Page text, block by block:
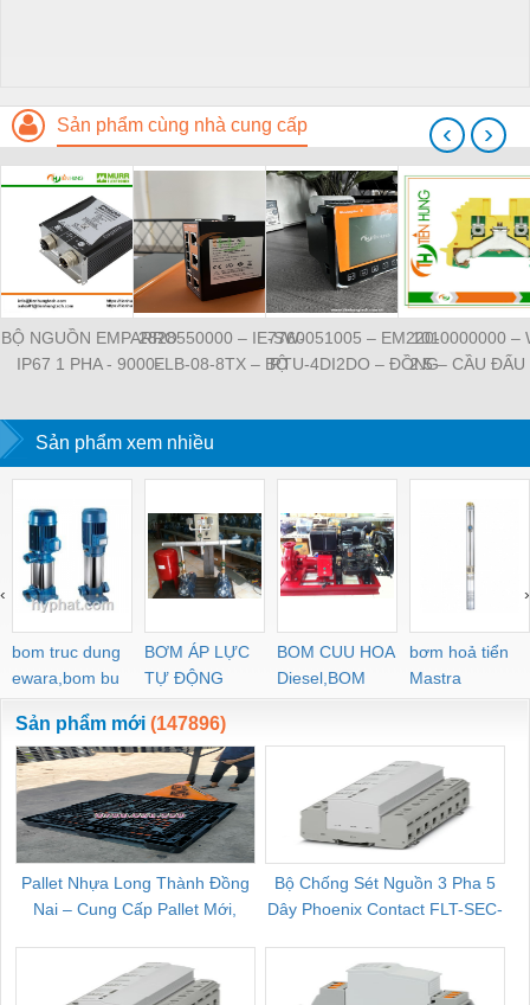
Sản phẩm cùng nhà cung cấp
BỘ NGUỒN EMPARRO
IP67 1 PHA - 9000-
EMPARRO IP67
POWER SUPPLY 1-
PHASE
2828550000 – IE-SW-
ELB-08-8TX – BỘ
RJ45 – WEIDMULLER
7760051005 – EM220-
RTU-4DI2DO – ĐỒNG
ĐO ĐIỆN ÁP –
1010000000 –
2.5 – CẦU ĐẤU
‹ ›
Sản phẩm xem nhiều
bom truc dung
ewara,bom bu
ewara
BƠM ÁP LỰC
TỰ ĐỘNG
BOM CUU HOA
Diesel,BOM
CHUA CHAY
bơm hoả tiển
Mastra
‹ ›
Sản phẩm mới (147896)
Pallet Nhựa Long Thành Đồng
Nai – Cung Cấp Pallet Mới,
Bộ Chống Sét Nguồn 3 Pha 5
Dây Phoenix Contact FLT-SEC-